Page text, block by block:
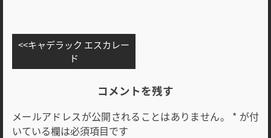
投
ナ
ー
キャデラック エスカレー
ド
コメントを残す
メールアドレスが公開されることはありません。 * が付
いている欄は必須項目です